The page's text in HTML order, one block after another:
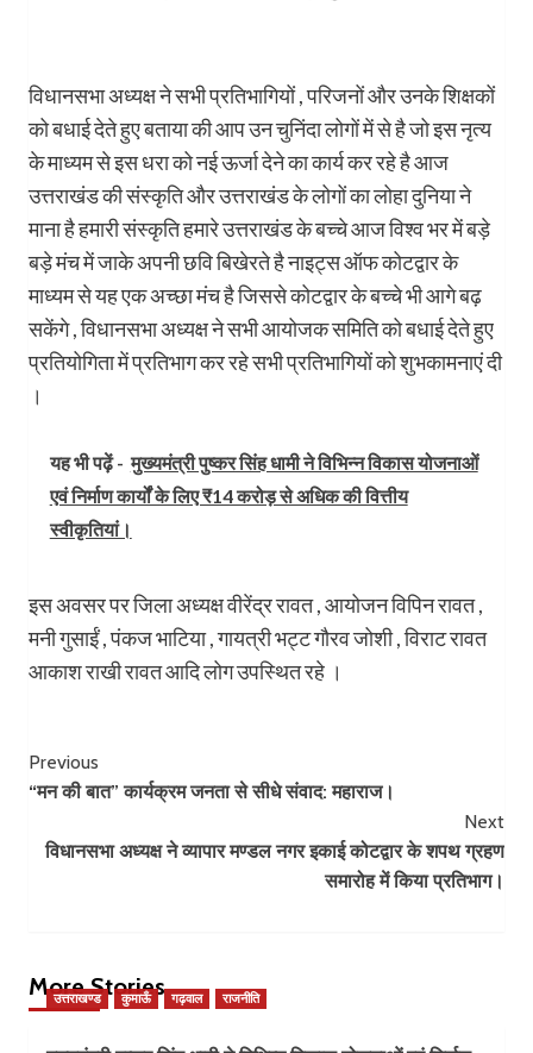
विधानसभा अध्यक्ष ने सभी प्रतिभागियों , परिजनों और उनके शिक्षकों
को बधाई देते हुए बताया की आप उन चुनिंदा लोगों में से है जो इस नृत्य
के माध्यम से इस धरा को नई ऊर्जा देने का कार्य कर रहे है आज
उत्तराखंड की संस्कृति और उत्तराखंड के लोगों का लोहा दुनिया ने
माना है हमारी संस्कृति हमारे उत्तराखंड के बच्चे आज विश्व भर में बड़े
बड़े मंच में जाके अपनी छवि बिखेरते है नाइट्स ऑफ कोटद्वार के
माध्यम से यह एक अच्छा मंच है जिससे कोटद्वार के बच्चे भी आगे बढ़
सकेंगे , विधानसभा अध्यक्ष ने सभी आयोजक समिति को बधाई देते हुए
प्रतियोगिता में प्रतिभाग कर रहे सभी प्रतिभागियों को शुभकामनाएं दी
।
यह भी पढ़ें - मुख्यमंत्री पुष्कर सिंह धामी ने विभिन्न विकास योजनाओं
एवं निर्माण कार्यों के लिए ₹14 करोड़ से अधिक की वित्तीय
स्वीकृतियां।
इस अवसर पर जिला अध्यक्ष वीरेंद्र रावत , आयोजन विपिन रावत ,
मनी गुसाईं , पंकज भाटिया , गायत्री भट्ट गौरव जोशी , विराट रावत
आकाश राखी रावत आदि लोग उपस्थित रहे ।
Post
Navigation
Previous
“मन की बात” कार्यक्रम जनता से सीधे संवाद: महाराज।
Next
विधानसभा अध्यक्ष ने व्यापार मण्डल नगर इकाई कोटद्वार के शपथ ग्रहण
समारोह में किया प्रतिभाग।
More Stories
उत्तराखण्ड कुमाऊँ गढ़वाल राजनीति